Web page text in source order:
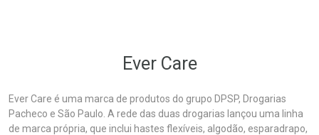
Ever Care
Ever Care é uma marca de produtos do grupo DPSP, Drogarias
Pacheco e São Paulo. A rede das duas drogarias lançou uma linha
de marca própria, que inclui hastes flexíveis, algodão, esparadrapo,